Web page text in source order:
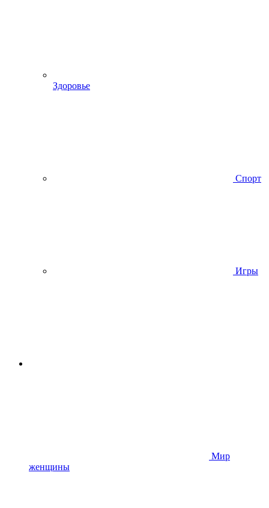
Здоровье
Спорт
Игры
Мир
женщины